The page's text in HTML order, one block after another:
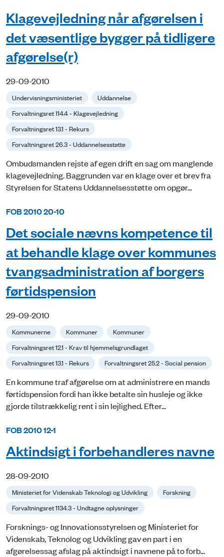
Klagevejledning når afgørelsen i
det væsentlige bygger på tidligere
afgørelse(r)
29-09-2010
Undervisningsministeriet
Uddannelse
Forvaltningsret 114.4 - Klagevejledning
Forvaltningsret 13.1 - Rekurs
Forvaltningsret 26.3 - Uddannelsesstøtte
Ombudsmanden rejste af egen drift en sag om manglende
klagevejledning. Baggrunden var en klage over et brev fra
Styrelsen for Statens Uddannelsesstøtte om opgør...
FOB 2010 20-10
Det sociale nævns kompetence til
at behandle klage over kommunes
tvangsadministration af borgers
førtidspension
29-09-2010
Kommunerne Kommuner
Kommuner
Forvaltningsret 12.1 - Krav til hjemmelsgrundlaget
Forvaltningsret 13.1 - Rekurs
Forvaltningsret 25.2 - Social pension
En kommune traf afgørelse om at administrere en mands
førtidspension fordi han ikke betalte sin husleje og ikke
gjorde tilstrækkelig rent i sin lejlighed. Efter...
FOB 2010 12-1
Aktindsigt i forbehandleres navne
28-09-2010
Ministeriet for Videnskab Teknologi og Udvikling
Forskning
Forvaltningsret 1134.3 - Undtagne oplysninger
Forsknings- og Innovationsstyrelsen og Ministeriet for
Videnskab, Teknolog og Udvikling gav en part i en
afgørelsessag afslag på aktindsigt i navnene på to forb...